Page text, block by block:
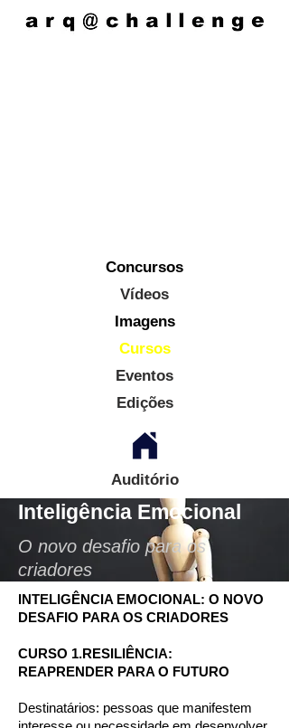
Concursos
Vídeos
Imagens
Cursos
Eventos
Edições
Auditório
Inteligência Emocional
O novo desafio para os
criadores
INTELIGÊNCIA EMOCIONAL: O NOVO
DESAFIO PARA OS CRIADORES
CURSO 1.RESILIÊNCIA:
REAPRENDER PARA O FUTURO
Destinatários: pessoas que manifestem